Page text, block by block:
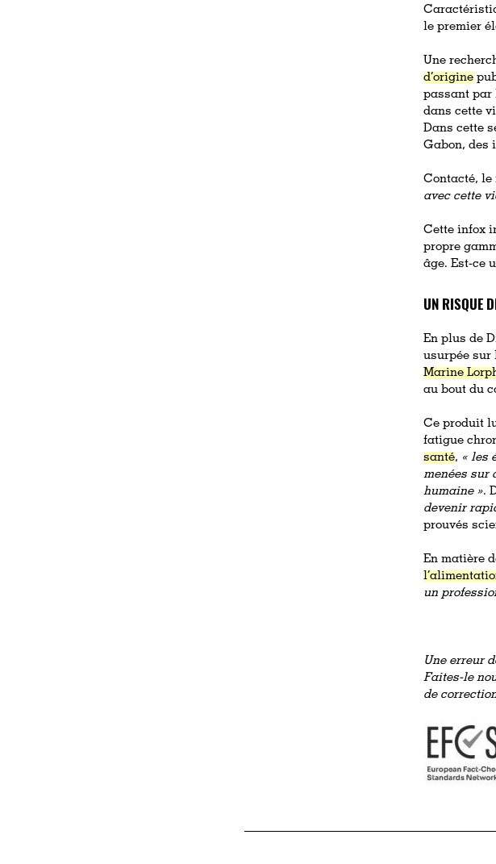
le premier
Une
d’origine
passant par
dans cette
Dans cette
Gabon, des
Contacté, le
avec cette
Cette infox
propre
âge. Est-ce
UN RISQUE
En plus de
usurpée sur
Marine
au bout du
Ce produit
fatigue
santé, «les
menées sur
humaine ».
devenir
prouvés
En matière
un
Une erreur
Faites-le
de